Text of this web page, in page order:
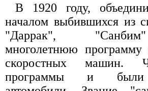
В 1920 году,
началом выбившихся из
"Даррак",
многолетнюю программу
скоростных машин.
программы и были